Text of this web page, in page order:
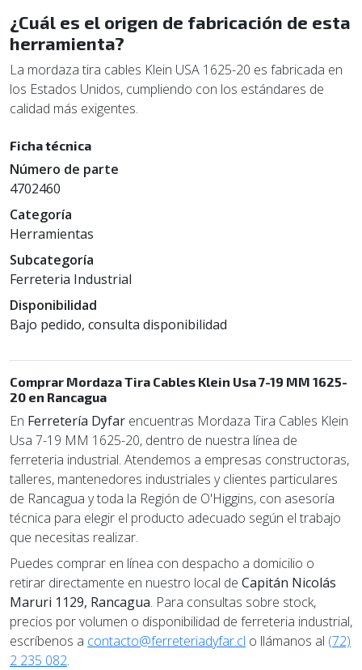
¿Cuál es el origen de fabricación de esta
herramienta?
La mordaza tira cables Klein USA 1625-20 es fabricada en
los Estados Unidos, cumpliendo con los estándares de
calidad más exigentes.
Ficha técnica
Número de parte
4702460
Categoría
Herramientas
Subcategoría
Ferreteria Industrial
Disponibilidad
Bajo pedido, consulta disponibilidad
Comprar Mordaza Tira Cables Klein Usa 7-19 MM 1625-
20 en Rancagua
En Ferretería Dyfar encuentras Mordaza Tira Cables Klein
Usa 7-19 MM 1625-20, dentro de nuestra línea de
ferreteria industrial. Atendemos a empresas constructoras,
talleres, mantenedores industriales y clientes particulares
de Rancagua y toda la Región de O'Higgins, con asesoría
técnica para elegir el producto adecuado según el trabajo
que necesitas realizar.
Puedes comprar en línea con despacho a domicilio o
retirar directamente en nuestro local de Capitán Nicolás
Maruri 1129, Rancagua. Para consultas sobre stock,
precios por volumen o disponibilidad de ferreteria industrial,
escríbenos a contacto@ferreteriadyfar.cl o llámanos al (72)
2 235 082.